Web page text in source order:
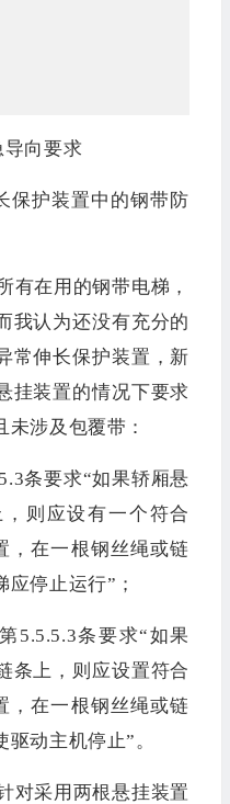
向要求
保护装置中的钢带防
有在用的钢带电梯，
我认为还没有充分的
常伸长保护装置，新
挂装置的情况下要求
涉及包覆带：
条要求“如果轿厢悬
则应设有一个符合
，在一根钢丝绳或链
停止运行”；
5.5.5.3条要求“如果
条上，则应设置符合
，在一根钢丝绳或链
动主机停止”。
对采用两根悬挂装置